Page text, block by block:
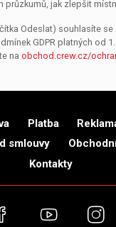
průzkumů, jak zlepšit
Odeslat) souhlasíte
GDPR platných od
na obchod.crew.cz/
Platba
smlouvy
Kontakty
stránky
FacebookYouTube